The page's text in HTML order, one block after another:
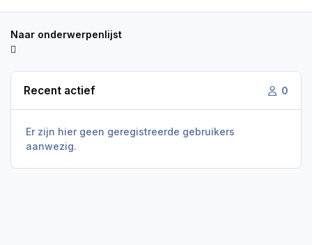
Naar onderwerpenlijst
Recent actief 0
Er zijn hier geen geregistreerde gebruikers
aanwezig.